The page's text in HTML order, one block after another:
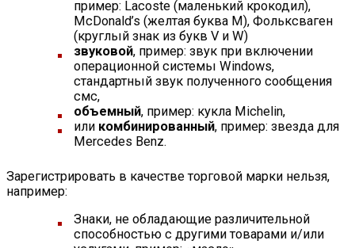
пример: Lacoste (маленький крокодил),
McDonald’s (желтая буква М), Фольксваген
(круглый знак из букв V и W)
звуковой, пример: звук при включении
операционной системы Windows,
стандартный звук полученного сообщения
смс,
объемный, пример: кукла Michelin,
или комбинированный, пример: звезда для
Mercedes Benz.
Зарегистрировать в качестве торговой марки нельзя,
например:
Знаки, не обладающие различительной
способностью с другими товарами и/или